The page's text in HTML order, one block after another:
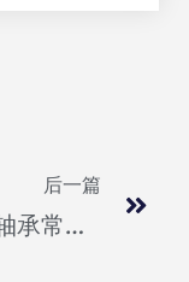
后一篇
压缩机轴承常见问题解答—新豪轴承